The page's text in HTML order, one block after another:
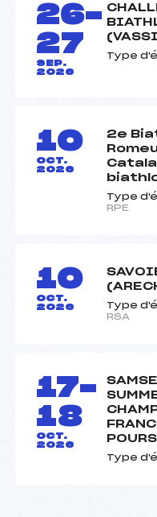
26-
27
SEP.
2026
Type
10
OCT.
2026
2e
Type
RPE
10
OCT.
2026
Type
RSA
17-
18
OCT.
2026
Type